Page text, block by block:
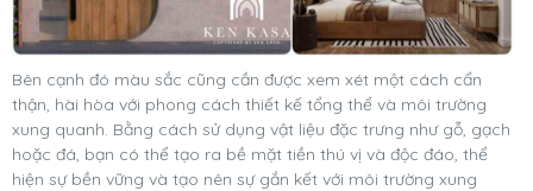
Bên cạnh đó màu sắc cũng cần được xem xét một cách cẩn
thận, hài hòa với phong cách thiết kế tổng thể và môi trường
xung quanh. Bằng cách sử dụng vật liệu đặc trưng như gỗ, gạch
hoặc đá, bạn có thể tạo ra bề mặt tiền thú vị và độc đáo, thể
hiện sự bền vững và tạo nên sự gắn kết với môi trường xung